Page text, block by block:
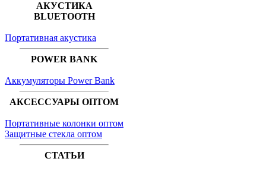
АКУСТИКА
BLUETOOTH
Портативная акустика
POWER BANK
Аккумуляторы Power Bank
АКСЕССУАРЫ ОПТОМ
Портативные колонки оптом
Защитные стекла оптом
СТАТЬИ